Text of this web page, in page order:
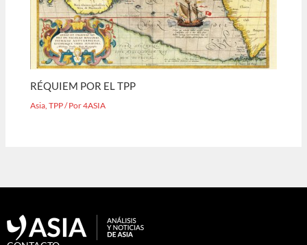
RÉQUIEM POR EL TPP
Asia,TPP/ Por4ASIA